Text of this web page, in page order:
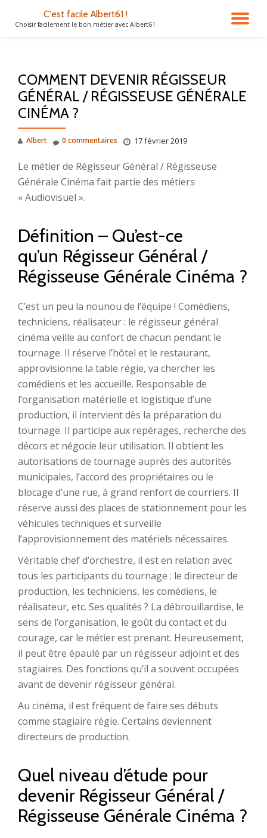
C'est facile Albert61 !
Choisir facilement le bon métier avec Albert61
COMMENT DEVENIR RÉGISSEUR
GÉNÉRAL / RÉGISSEUSE GÉNÉRALE
CINÉMA ?
Albert 17 février 2019
0 commentaires
Le métier de Régisseur Général / Régisseuse
Générale Cinéma fait partie des métiers
« Audiovisuel ».
Définition – Qu’est-ce
qu’un Régisseur Général /
Régisseuse Générale Cinéma ?
C’est un peu la nounou de l’équipe ! Comédiens,
techniciens, réalisateur : le régisseur général
cinéma veille au confort de chacun pendant le
tournage. Il réserve l’hôtel et le restaurant,
approvisionne la table régie, va chercher les
comédiens et les accueille. Responsable de
l’organisation matérielle et logistique d’une
production, il intervient dès la préparation du
tournage. Il participe aux repérages, recherche des
décors et négocie leur utilisation. Il obtient les
autorisations de tournage auprès des autorités
municipales, l’accord des propriétaires ou le
blocage d’une rue, à grand renfort de courriers. Il
réserve aussi des places de stationnement pour les
véhicules techniques et surveille
l’approvisionnement des matériels nécessaires.
Véritable chef d’orchestre, il est en relation avec
tous les participants du tournage : le directeur de
production, les techniciens, les comédiens, le
réalisateur, etc. Ses qualités ? La débrouillardise, le
sens de l’organisation, le goût du contact et du
courage, car le métier est prenant. Heureusement,
il peut être épaulé par un régisseur adjoint et des
stagiaires. Des fonctions qu’il a souvent occupées
avant de devenir régisseur général.
Au cinéma, il est fréquent de faire ses débuts
comme stagiaire régie. Certains deviennent
directeurs de production.
Quel niveau d’étude pour
devenir Régisseur Général /
Régisseuse Générale Cinéma ?